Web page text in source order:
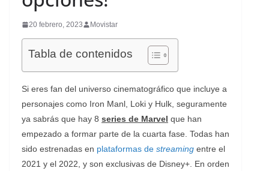
20 febrero, 2023 Movistar
Tabla de contenidos
Si eres fan del universo cinematográfico que incluye a
personajes como Iron Manl, Loki y Hulk, seguramente
ya sabrás que hay 8 series de Marvel que han
empezado a formar parte de la cuarta fase. Todas han
sido estrenadas en plataformas de streaming entre el
2021 y el 2022, y son exclusivas de Disney+. En orden